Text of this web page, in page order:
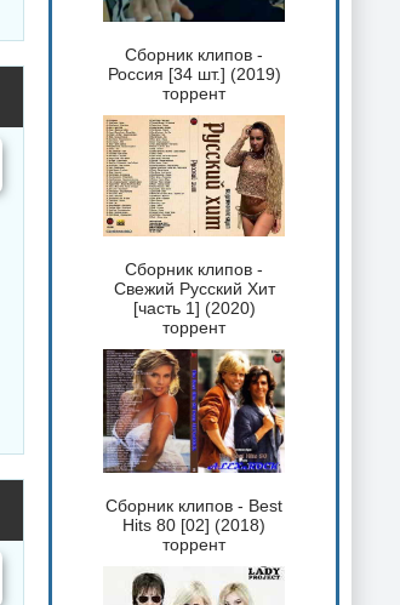
Сборник клипов -
Россия [34 шт.] (2019)
торрент
Сборник клипов -
Свежий Русский Хит
[часть 1] (2020)
торрент
Сборник клипов - Best
Hits 80 [02] (2018)
торрент